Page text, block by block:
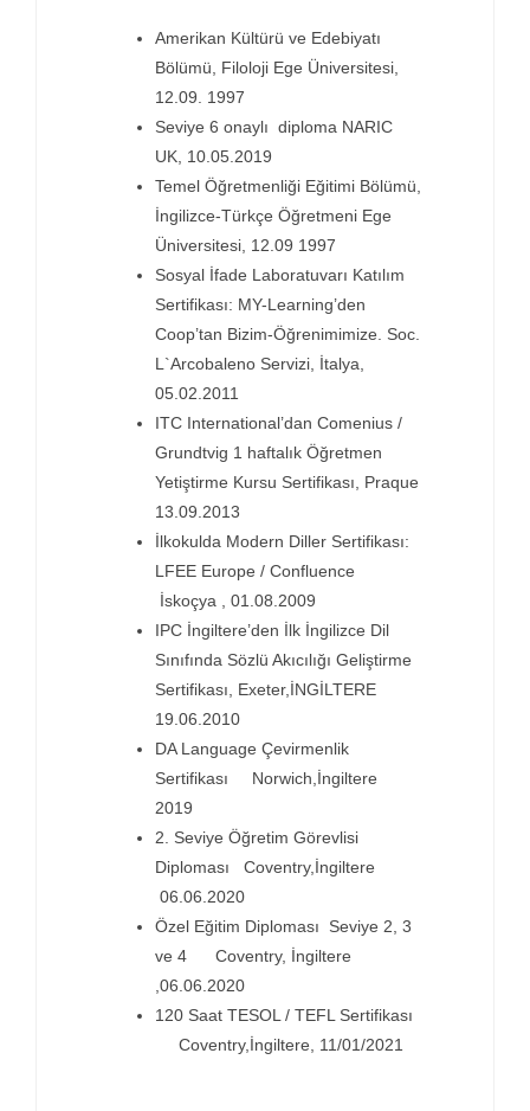
Amerikan Kültürü ve Edebiyatı
Bölümü, Filoloji Ege Üniversitesi,
12.09. 1997
Seviye 6 onaylı diploma NARIC
UK, 10.05.2019
Temel Öğretmenliği Eğitimi Bölümü,
İngilizce-Türkçe Öğretmeni Ege
Üniversitesi, 12.09 1997
Sosyal İfade Laboratuvarı Katılım
Sertifikası: MY-Learning’den
Coop’tan Bizim-Öğrenimimize. Soc.
L`Arcobaleno Servizi, İtalya,
05.02.2011
ITC International’dan Comenius /
Grundtvig 1 haftalık Öğretmen
Yetiştirme Kursu Sertifikası, Praque
13.09.2013
İlkokulda Modern Diller Sertifikası:
LFEE Europe / Confluence
İskoçya , 01.08.2009
IPC İngiltere’den İlk İngilizce Dil
Sınıfında Sözlü Akıcılığı Geliştirme
Sertifikası, Exeter,İNGİLTERE
19.06.2010
DA Language Çevirmenlik
Sertifikası Norwich,İngiltere
2019
2. Seviye Öğretim Görevlisi
Diploması Coventry,İngiltere
06.06.2020
Özel Eğitim Diploması Seviye 2, 3
ve 4 Coventry, İngiltere
,06.06.2020
120 Saat TESOL / TEFL Sertifikası
Coventry,İngiltere, 11/01/2021